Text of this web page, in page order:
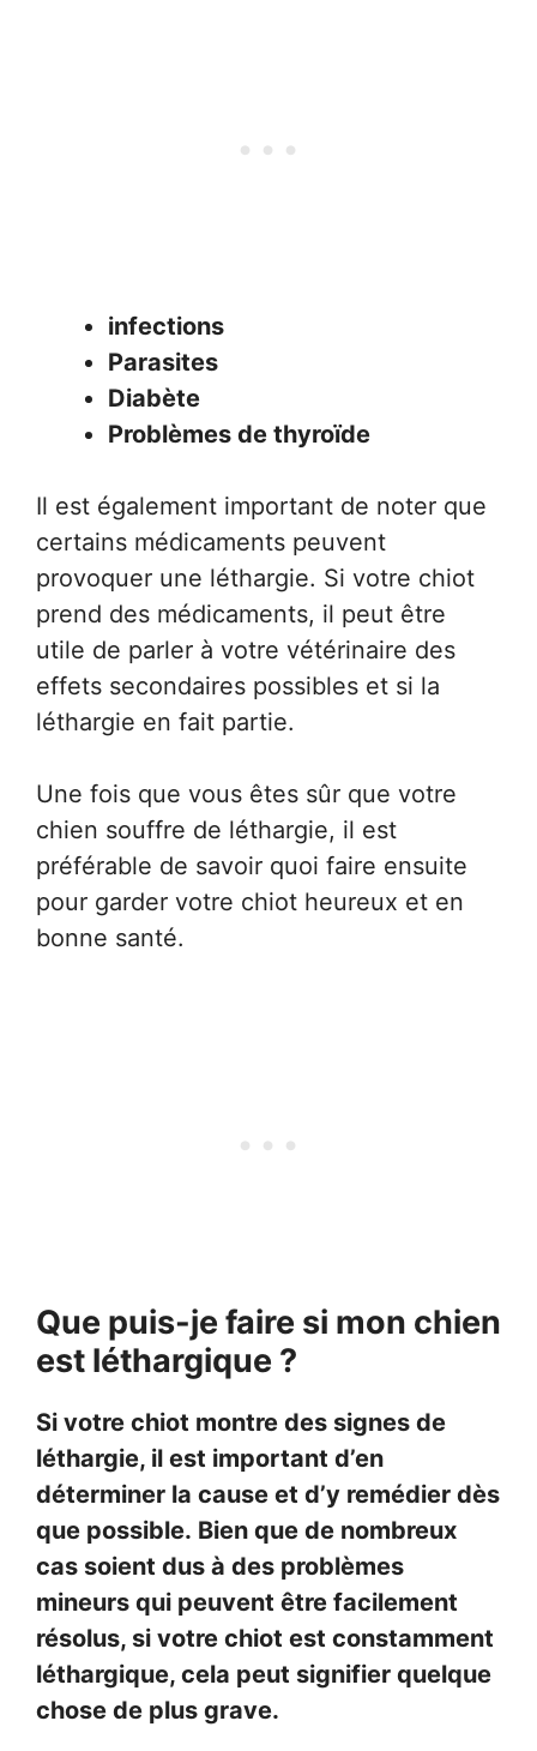
infections
Parasites
Diabète
Problèmes de thyroïde
Il est également important de noter que
certains médicaments peuvent
provoquer une léthargie. Si votre chiot
prend des médicaments, il peut être
utile de parler à votre vétérinaire des
effets secondaires possibles et si la
léthargie en fait partie.
Une fois que vous êtes sûr que votre
chien souffre de léthargie, il est
préférable de savoir quoi faire ensuite
pour garder votre chiot heureux et en
bonne santé.
Que puis-je faire si mon chien
est léthargique ?
Si votre chiot montre des signes de
léthargie, il est important d’en
déterminer la cause et d’y remédier dès
que possible. Bien que de nombreux
cas soient dus à des problèmes
mineurs qui peuvent être facilement
résolus, si votre chiot est constamment
léthargique, cela peut signifier quelque
chose de plus grave.